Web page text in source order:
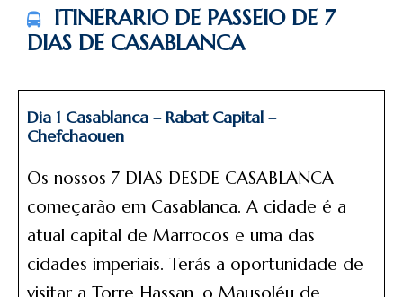
ITINERARIO DE PASSEIO DE 7
DIAS DE CASABLANCA
Dia 1 Casablanca – Rabat Capital –
Chefchaouen
Os nossos 7 DIAS DESDE CASABLANCA
começarão em Casablanca. A cidade é a
atual capital de Marrocos e uma das
cidades imperiais. Terás a oportunidade de
visitar a Torre Hassan, o Mausoléu de